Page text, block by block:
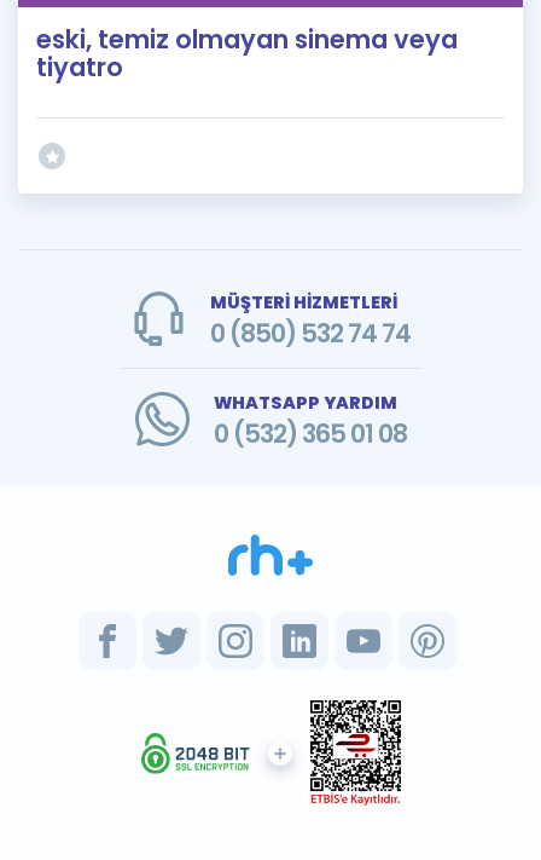
Blog
İngilizce Gramer
eski, temiz olmayan sinema veya
tiyatro
MÜŞTERİ HİZMETLERİ
0 (850) 532 74 74
WHATSAPP YARDIM
0 (532) 365 01 08